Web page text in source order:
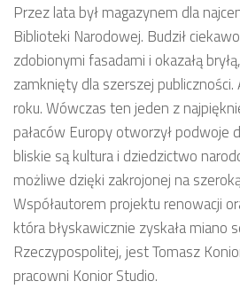
Przez lata był magazynem dla
Biblioteki Narodowej. Budził
zdobionymi fasadami i okazałą
zamknięty dla szerszej
roku. Wówczas ten jeden z
pałaców Europy otworzył podwoje
bliskie są kultura i dziedzictwo
możliwe dzięki zakrojonej na
Współautorem projektu renowacji
która błyskawicznie zyskała miano
Rzeczypospolitej, jest Tomasz
pracowni Konior Studio.